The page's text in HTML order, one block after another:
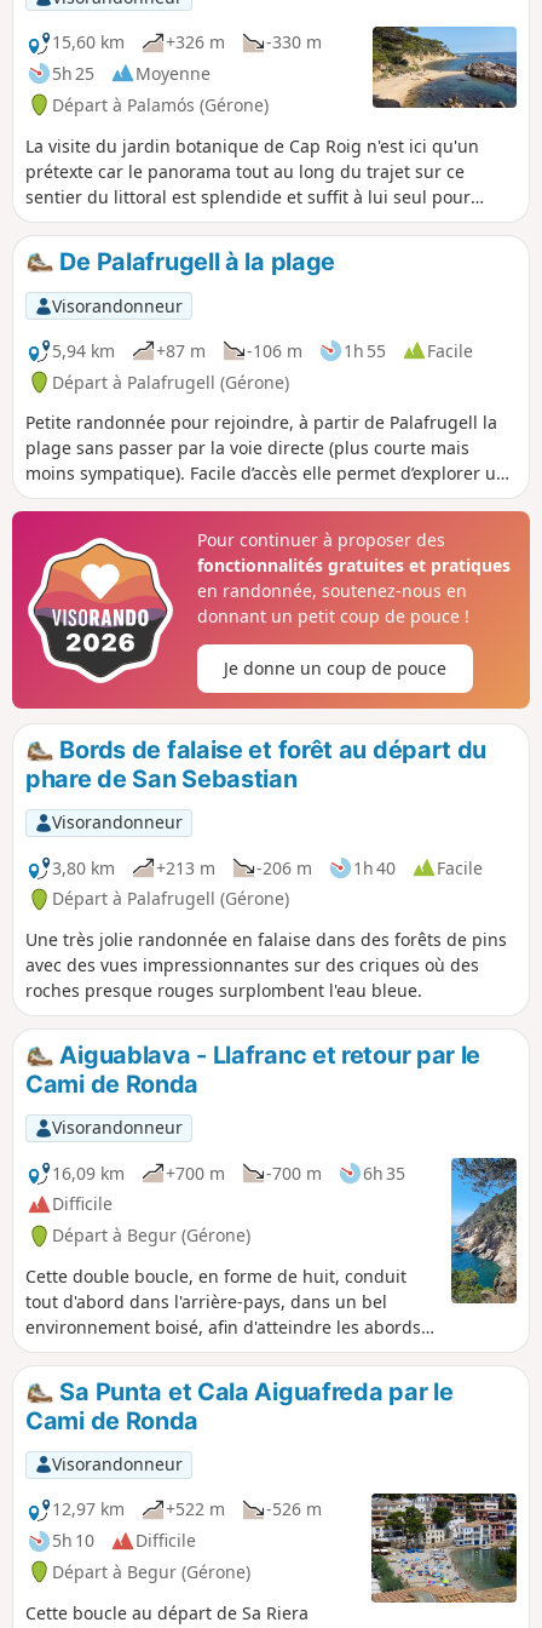
15,60 km
+326 m
-330 m
5h 25
Moyenne
Départ à Palamós (Gérone)
La visite du jardin botanique de Cap Roig n'est ici qu'un
prétexte car le panorama tout au long du trajet sur ce
sentier du littoral est splendide et suffit à lui seul pour
entreprendre cette randonnée. Les multiples plages de
sable fin encastrées dans les criques, les maisons typiques
de pêcheurs et les diverses forêts traversées sont
remarquables.
De Palafrugell à la plage
Visorandonneur
5,94 km
+87 m -106 m 1h 55
Facile
Départ à Palafrugell (Gérone)
Petite randonnée pour rejoindre, à partir de Palafrugell la
plage sans passer par la voie directe (plus courte mais
moins sympatique). Facile d’accès elle permet d’explorer un
peu plus la région.
Pour continuer à proposer des
fonctionnalités gratuites et pratiques
en randonnée, soutenez-nous en
donnant un petit coup de pouce !
Je donne un coup de pouce
Bords de falaise et forêt au départ du
phare de San Sebastian
Visorandonneur
3,80 km
+213 m -206 m 1h 40
Facile
Départ à Palafrugell (Gérone)
Une très jolie randonnée en falaise dans des forêts de pins
avec des vues impressionnantes sur des criques où des
roches presque rouges surplombent l'eau bleue.
Aiguablava - Llafranc et retour par le
Cami de Ronda
Visorandonneur
16,09 km
+700 m -700 m
6h 35
Difficile
Départ à Begur (Gérone)
Cette double boucle, en forme de huit, conduit
tout d'abord dans l'arrière-pays, dans un bel
environnement boisé, afin d'atteindre les abords
de la station balnéaire de Llafranc. Le retour
s'effectue via le magnifique Cami de Ronda,
sentier côtier en balcon ménageant des vues
exceptionnelles sur la mer, tout en passant par de
nombreuses criques, plus ou mois confidentielles,
invitant à la baignade à la belle saison. Enfin, le
petit village de Tamariu offre un espace de repos,
apaisant et opportun, avant la fin de randonnée,
beaucoup plus éprouvante, qui suit l'ancien tracé
du Cami de Ronda au plus près de la côte. Une
section, plus chaotique et bien moins fréquentée,
Sa Punta et Cala Aiguafreda par le
Cami de Ronda
Visorandonneur
12,97 km
+522 m
-526 m
5h 10
Difficile
Départ à Begur (Gérone)
Cette boucle au départ de Sa Riera